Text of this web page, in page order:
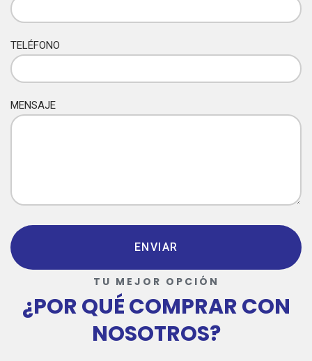
TELÉFONO
MENSAJE
TU MEJOR OPCIÓN
¿POR QUÉ COMPRAR CON
NOSOTROS?